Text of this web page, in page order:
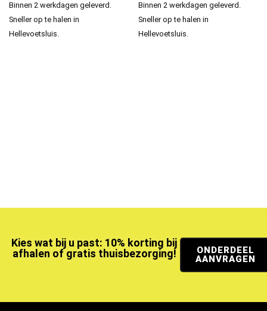
Binnen 2 werkdagen geleverd.
Sneller op te halen in
Hellevoetsluis.
Binnen 2 werkdagen geleverd.
Sneller op te halen in
Hellevoetsluis.
Kies wat bij u past: 10% korting bij
afhalen of gratis thuisbezorging!
ONDERDEEL
AANVRAGEN